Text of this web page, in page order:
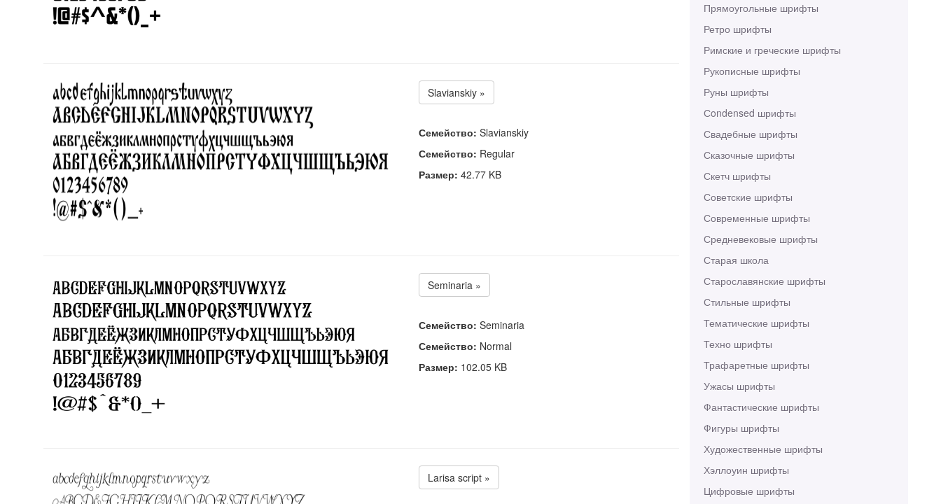
Прямоугольные шрифты
Ретро шрифты
Римские и греческие шрифты
Рукописные шрифты
Руны шрифты
Сondensed шрифты
Свадебные шрифты
Сказочные шрифты
Скетч шрифты
Советские шрифты
Современные шрифты
Средневековые шрифты
Старая школа
Старославянские шрифты
Стильные шрифты
Тематические шрифты
Техно шрифты
Трафаретные шрифты
Ужасы шрифты
Фантастические шрифты
Фигуры шрифты
Художественные шрифты
Хэллоуин шрифты
Цифровые шрифты
Slavianskiy »
Семейство: Slavianskiy
Семейство: Regular
Размер: 42.77 KB
Seminaria »
Семейство: Seminaria
Семейство: Normal
Размер: 102.05 KB
Larisa script »